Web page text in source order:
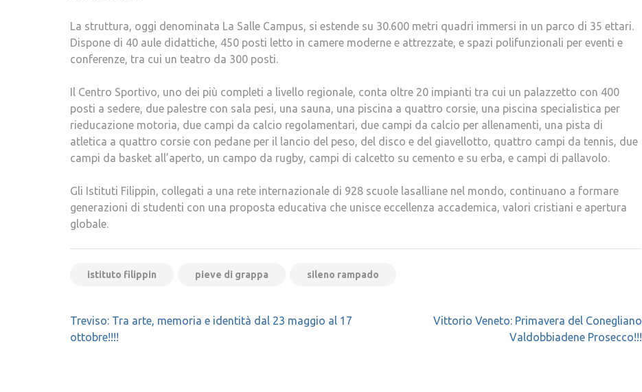
La struttura, oggi denominata La Salle Campus, si estende su 30.600 metri quadri immersi in un parco di 35 ettari.
Dispone di 40 aule didattiche, 450 posti letto in camere moderne e attrezzate, e spazi polifunzionali per eventi e
conferenze, tra cui un teatro da 300 posti.
Il Centro Sportivo, uno dei più completi a livello regionale, conta oltre 20 impianti tra cui un palazzetto con 400
posti a sedere, due palestre con sala pesi, una sauna, una piscina a quattro corsie, una piscina specialistica per
rieducazione motoria, due campi da calcio regolamentari, due campi da calcio per allenamenti, una pista di
atletica a quattro corsie con pedane per il lancio del peso, del disco e del giavellotto, quattro campi da tennis, due
campi da basket all’aperto, un campo da rugby, campi di calcetto su cemento e su erba, e campi di pallavolo.
Gli Istituti Filippin, collegati a una rete internazionale di 928 scuole lasalliane nel mondo, continuano a formare
generazioni di studenti con una proposta educativa che unisce eccellenza accademica, valori cristiani e apertura
globale.
istituto filippin pieve di grappa sileno rampado
Navigazione
articoli
Treviso: Tra arte, memoria e identità dal 23 maggio al 17
ottobre!!!!
Vittorio Veneto: Primavera del Conegliano
Valdobbiadene Prosecco!!!